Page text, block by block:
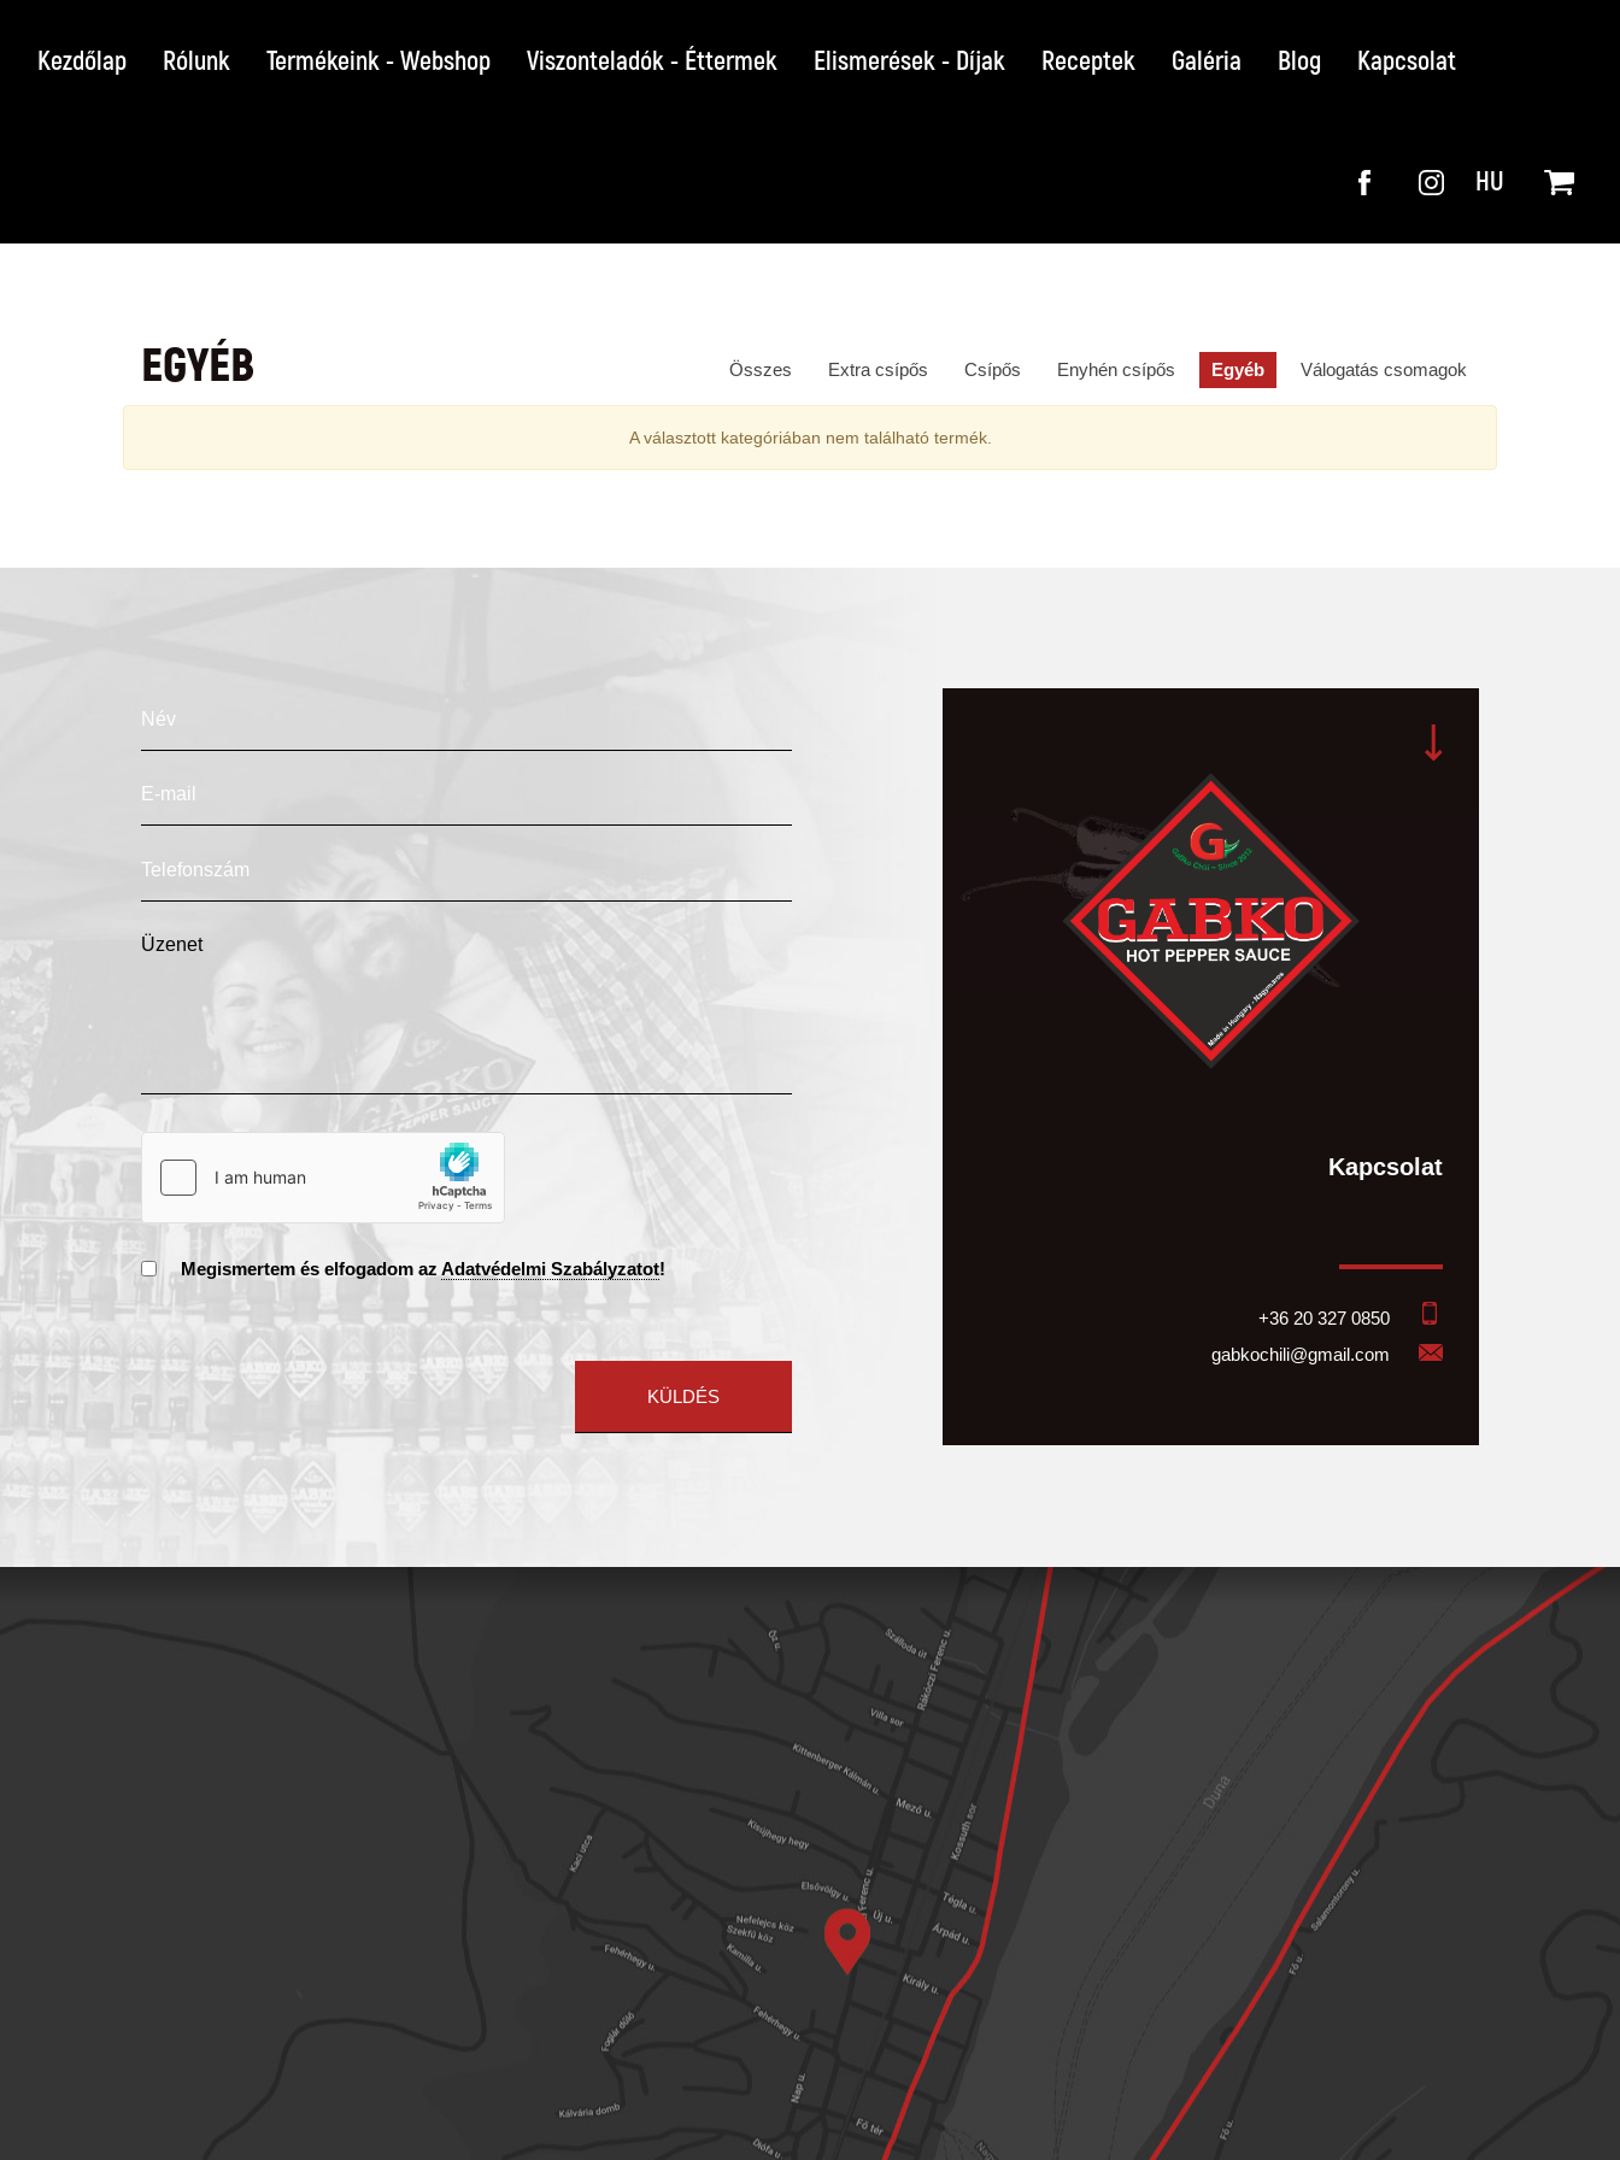
Kezdőlap Rólunk Termékeink - Webshop Viszonteladók - Éttermek Elismerések - Díjak Receptek Galéria Blog Kapcsolat
HU
EGYÉB Összes Extra csípős Csípős Enyhén csípős Egyéb Válogatás csomagok
A választott kategóriában nem található termék.
Megismertem és elfogadom az Adatvédelmi Szabályzatot!
KÜLDÉS
Kapcsolat
+36 20 327 0850
gabkochili@gmail.com